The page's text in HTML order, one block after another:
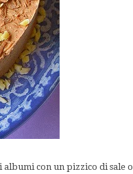
con un pizzico di sale o